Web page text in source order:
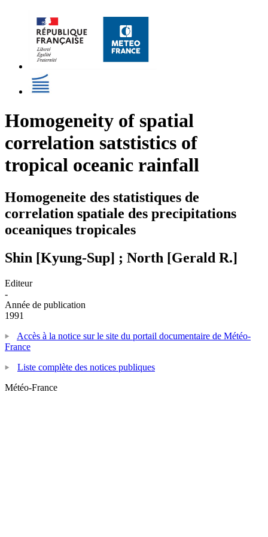
Homogeneity of spatial
correlation satstistics of
tropical oceanic rainfall
Homogeneite des statistiques de
correlation spatiale des precipitations
oceaniques tropicales
Shin [Kyung-Sup] ; North [Gerald R.]
Editeur
-
Année de publication
1991
Accès à la notice sur le site du portail documentaire de Météo-
France
Liste complète des notices publiques
Météo-France